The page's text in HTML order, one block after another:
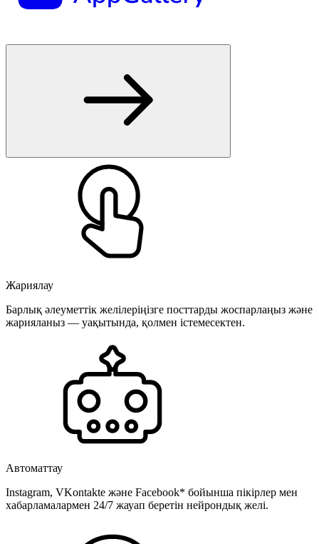
Жариялау
Барлық әлеуметтік желілеріңізге посттарды жоспарлаңыз және
жарияланыз — уақытында, қолмен істемесектен.
Автоматтау
Instagram, VKontakte және Facebook* бойынша пікірлер мен
хабарламалармен 24/7 жауап беретін нейрондық желі.